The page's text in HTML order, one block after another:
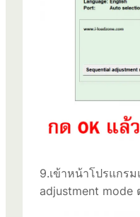
9.เข้าหน้าโปรแกร
adjustment mode